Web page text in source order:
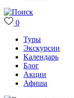
0
Туры
Экскурсии
Календарь
Блог
Акции
Афиша